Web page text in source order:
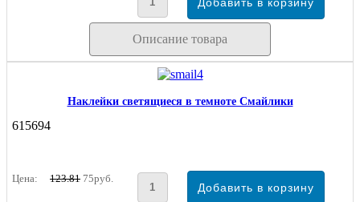
Описание товара
Наклейки светящиеся в темноте Смайлики
615694
Цена: 123.81 75руб.